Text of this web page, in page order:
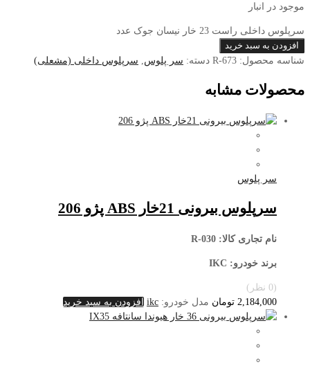
موجود در انبار
سرپلوس داخلی راست 23 خار نیسان جوک عدد
افزودن به سبد خرید
شناسه محصول: R-673 دسته: سر پلوس سرپلوس داخلی (مشعلی)
محصولات مشابه
سر پلوس
سرپلوس بیرونی 21خار ABS پژو 206
نام تجاری کالا: R-030
برند خودرو: IKC
(0 نظر)
2,184,000 تومان مدل خودرو: ikc افزودن به سبد خرید